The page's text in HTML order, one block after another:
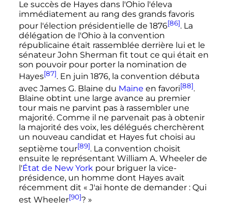
Le succès de Hayes dans l'Ohio l'éleva
immédiatement au rang des grands favoris
pour l'élection présidentielle de 1876[86]. La
délégation de l'Ohio à la convention
républicaine était rassemblée derrière lui et le
sénateur John Sherman fit tout ce qui était en
son pouvoir pour porter la nomination de
Hayes[87]. En juin 1876, la convention débuta
avec James G. Blaine du Maine en favori[88].
Blaine obtint une large avance au premier
tour mais ne parvint pas à rassembler une
majorité. Comme il ne parvenait pas à obtenir
la majorité des voix, les délégués cherchèrent
un nouveau candidat et Hayes fut choisi au
septième tour[89]. La convention choisit
ensuite le représentant William A. Wheeler de
l'État de New Yorkpour briguer la vice-
présidence, un homme dont Hayes avait
récemment dit « J'ai honte de demander : Qui
est Wheeler[90]? »